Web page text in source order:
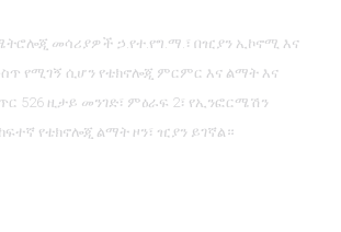
መሳሪያዎች ኃ.የተ.የግ.ማ.፣ በዢያን ኢኮኖሚ እና
የሚገኝ ሲሆን የቴክኖሎጂ ምርምር እና ልማት እና
526 ዚታይ መንገድ፣ ምዕራፍ 2፣ የኢንፎርሜሽን
የቴክኖሎጂ ልማት ዞን፣ ዢያን ይገኛል።